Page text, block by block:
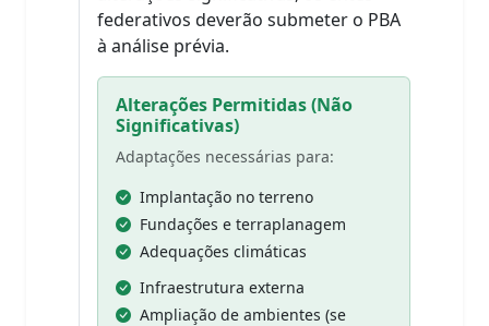
federativos deverão submeter o PBA
à análise prévia.
Alterações Permitidas (Não
Significativas)
Adaptações necessárias para:
Implantação no terreno
Fundações e terraplanagem
Adequações climáticas
Infraestrutura externa
Ampliação de ambientes (se